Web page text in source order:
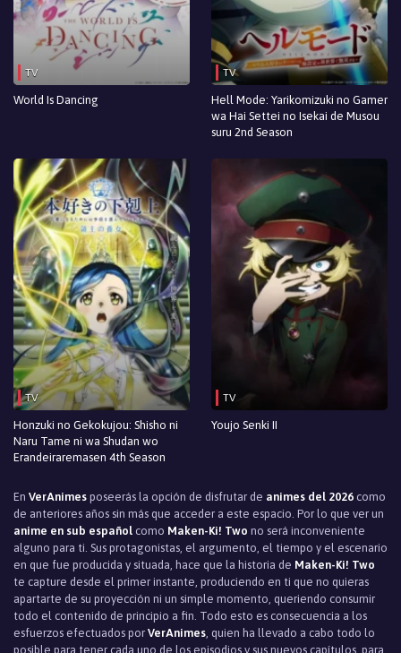
TV
World Is Dancing
TV
Hell Mode: Yarikomizuki no Gamer
wa Hai Settei no Isekai de Musou
suru 2nd Season
TV
Honzuki no Gekokujou: Shisho ni
Naru Tame ni wa Shudan wo
Erandeiraremasen 4th Season
TV
Youjo Senki II
En VerAnimes poseerás la opción de disfrutar de animes del 2026 como
de anteriores años sin más que acceder a este espacio. Por lo que ver un
anime en sub español como Maken-Ki! Two no será inconveniente
alguno para ti. Sus protagonistas, el argumento, el tiempo y el escenario
en que fue producida y situada, hace que la historia de Maken-Ki! Two
te capture desde el primer instante, produciendo en ti que no quieras
apartarte de su proyección ni un simple momento, queriendo consumir
todo el contenido de principio a fin. Todo esto es consecuencia a los
esfuerzos efectuados por VerAnimes , quien ha llevado a cabo todo lo
posible para tener cada uno de los episodios y sus nuevos capítulos, para